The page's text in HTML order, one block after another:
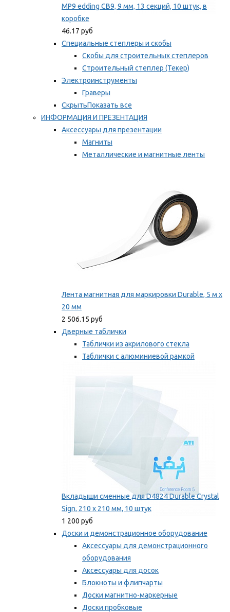
MP9 edding CB9, 9 мм, 13 секций, 10 штук, в
коробке
46.17 руб
Специальные степлеры и скобы
Скобы для строительных степлеров
Строительный степлер (Текер)
Электроинструменты
Граверы
СкрытьПоказать все
ИНФОРМАЦИЯ И ПРЕЗЕНТАЦИЯ
Аксессуары для презентации
Магниты
Металлические и магнитные ленты
Лента магнитная для маркировки Durable, 5 м х
20 мм
2 506.15 руб
Дверные таблички
Таблички из акрилового стекла
Таблички с алюминиевой рамкой
Вкладыши сменные для D4824 Durable Crystal
Sign, 210 x 210 мм, 10 штук
1 200 руб
Доски и демонстрационное оборудование
Аксессуары для демонстрационного
оборудования
Аксессуары для досок
Блокноты и флипчарты
Доски магнитно-маркерные
Доски пробковые